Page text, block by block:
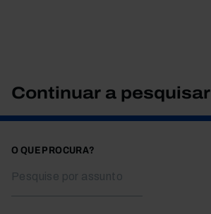
Continuar a pesquisar
O QUE PROCURA?